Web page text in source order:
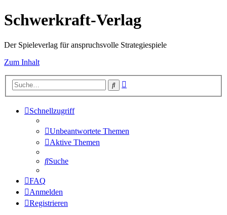
Schwerkraft-Verlag
Der Spieleverlag für anspruchsvolle Strategiespiele
Zum Inhalt
Suche
Schnellzugriff
Unbeantwortete Themen
Aktive Themen
Suche
FAQ
Anmelden
Registrieren